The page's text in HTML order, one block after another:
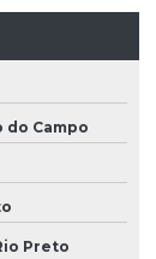
do Campo
Preto